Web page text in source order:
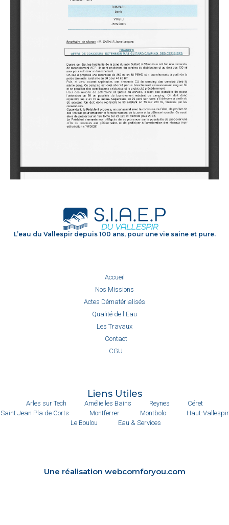
L’eau du Vallespir depuis 100 ans, pour une vie saine et pure.
Accueil
Nos Missions
Actes Dématérialisés
Qualité de l'Eau
Les Travaux
Contact
CGU
Liens Utiles
Arles sur Tech Amélie les Bains Reynes
Céret
Saint Jean Pla de Corts
Montferrer Montbolo
Haut-Vallespir
Le Boulou
Eau & Services
Une réalisation webcomforyou.com